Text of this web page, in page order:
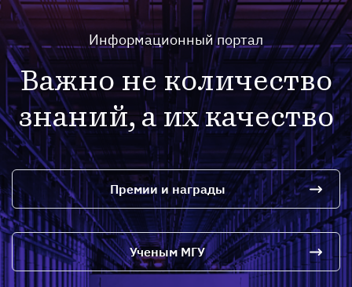
Информационный портал
Важно не количество
знаний, а их качество
Премии и награды
Ученым МГУ